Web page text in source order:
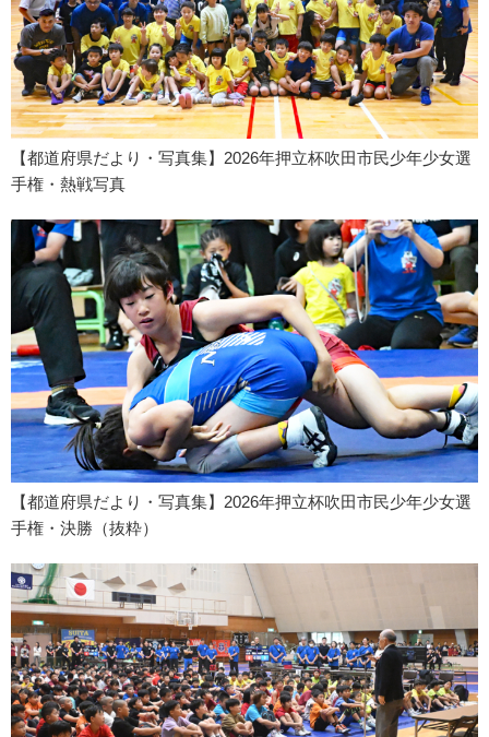
【都道府県だより・写真集】2026年押立杯吹田市民少年少女選
手権・熱戦写真
【都道府県だより・写真集】2026年押立杯吹田市民少年少女選
手権・決勝（抜粋）